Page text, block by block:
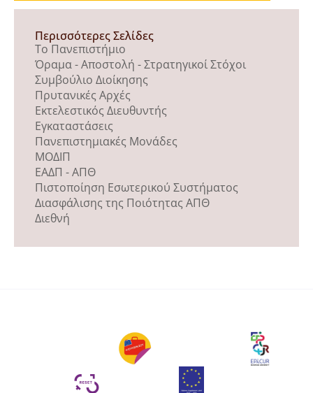
Περισσότερες Σελίδες
Το Πανεπιστήμιο
Όραμα - Αποστολή - Στρατηγικοί Στόχοι
Συμβούλιο Διοίκησης
Πρυτανικές Αρχές
Εκτελεστικός Διευθυντής
Εγκαταστάσεις
Πανεπιστημιακές Μονάδες
ΜΟΔΙΠ
ΕΑΔΠ - ΑΠΘ
Πιστοποίηση Εσωτερικού Συστήματος
Διασφάλισης της Ποιότητας ΑΠΘ
Διεθνή